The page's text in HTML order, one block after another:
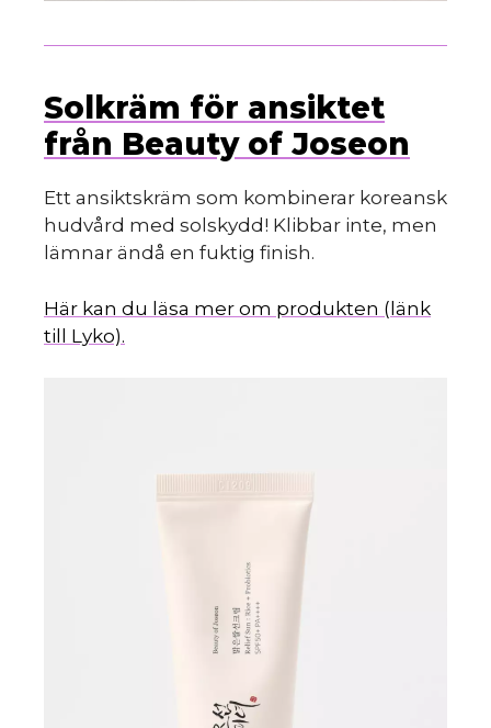
Solkräm för ansiktet
från Beauty of Joseon
Ett ansiktskräm som kombinerar koreansk
hudvård med solskydd! Klibbar inte, men
lämnar ändå en fuktig finish.
Här kan du läsa mer om produkten (länk
till Lyko).